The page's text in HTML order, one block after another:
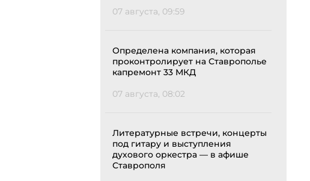
07 августа, 09:59
Определена компания, которая
проконтролирует на Ставрополье
капремонт 33 МКД
07 августа, 08:02
Литературные встречи, концерты
под гитару и выступления
духового оркестра — в афише
Ставрополя